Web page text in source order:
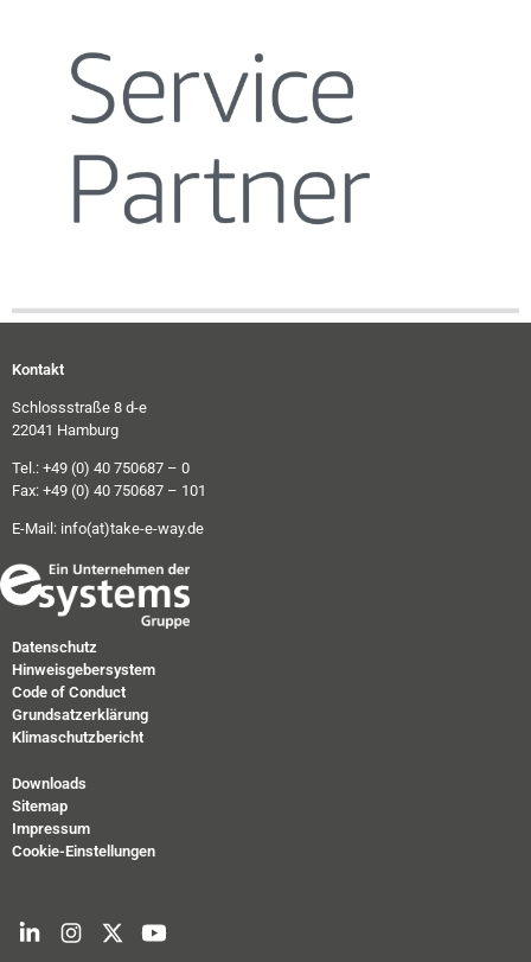
Kontakt
Schlossstraße 8 d-e
22041 Hamburg
Tel.: +49 (0) 40 750687 – 0
Fax: +49 (0) 40 750687 – 101
E-Mail: info(at)take-e-way.de
Datenschutz
Hinweisgebersystem
Code of Conduct
Grundsatzerklärung
Klimaschutzbericht
Downloads
Sitemap
Impressum
Cookie-Einstellungen